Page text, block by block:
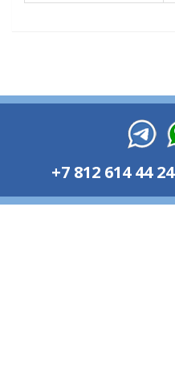
+7 812 614 44 24